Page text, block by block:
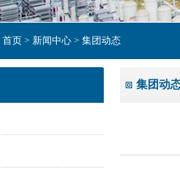
首页> 新闻中心> 集团动态
集团动